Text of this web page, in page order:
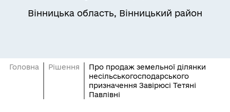
Вінницька область, Вінницький район
Головна Рішення
Про продаж земельної ділянки
несільськогосподарського
призначення Завірюсі Тетяні
Павлівні